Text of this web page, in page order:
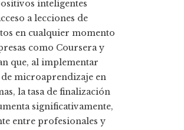
inteligentes
a lecciones de
en cualquier momento
como Coursera y
que, al implementar
microaprendizaje en
la tasa de finalización
significativamente,
entre profesionales y